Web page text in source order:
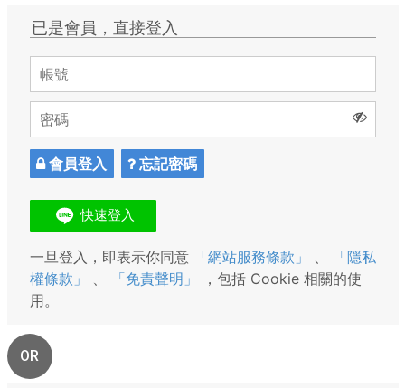
已是會員，直接登入
會員登入 忘記密碼
一旦登入，即表示你同意 「網站服務條款」
「隱私
權條款」
「免責聲明」
，包括 Cookie 相關的使
用。
OR